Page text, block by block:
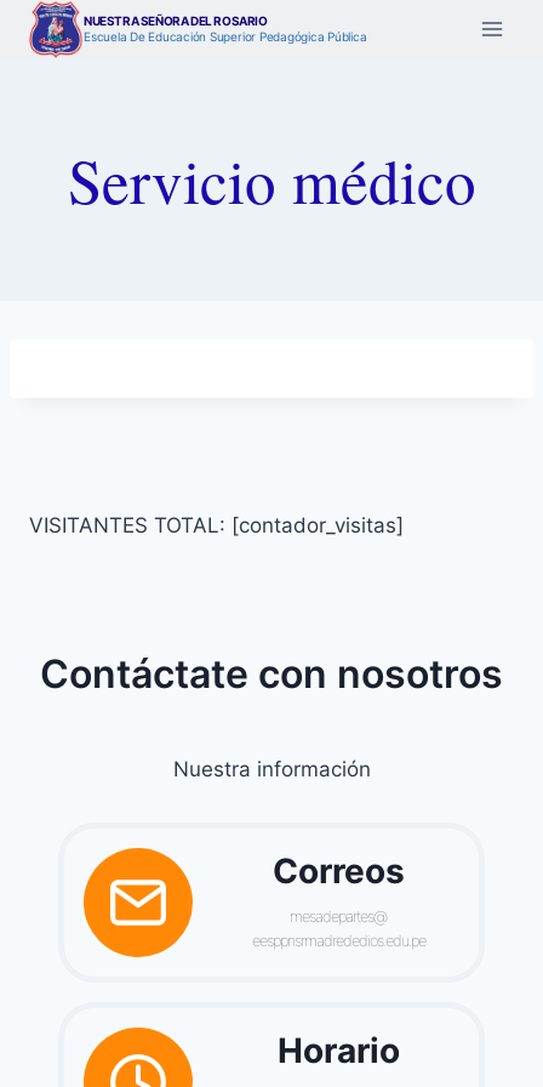
Saltar
NUESTRA SEÑORA DEL ROSARIO
Escuela De Educación Superior Pedagógica Pública
Servicio médico
VISITANTES TOTAL: [contador_visitas]
Contáctate con nosotros
Nuestra información
Correos
mesadepartes@
eesppnsrmadrededios.edu.pe
Horario